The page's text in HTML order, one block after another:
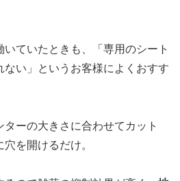
ていたときも、「専用のシート
ない」というお客様によくおすす
ーの大きさに合わせてカット
を開けるだけ。